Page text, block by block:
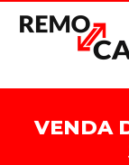
VENDA